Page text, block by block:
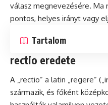
válasz megnevezésére. Ma
pontos, helyes irányt vagy
Tartalom
rectio eredete
A „rectio” a latin „regere”
származik, és főként